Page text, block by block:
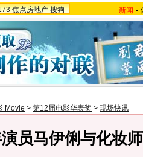
焦点房地产 搜狗 新闻 -
Movie > 第12届电影华表奖 > 现场快讯
员马伊俐与化妆